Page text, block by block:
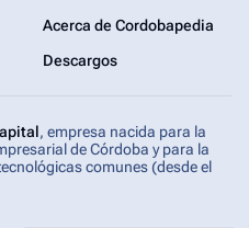
Acerca de Cordobapedia
Descargos
, empresa nacida para la
de Córdoba y para la
comunes (desde el